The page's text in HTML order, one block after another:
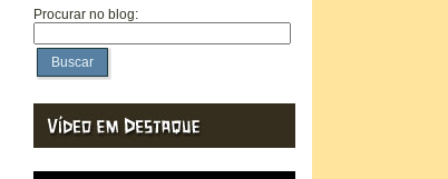
Procurar no blog:
Buscar